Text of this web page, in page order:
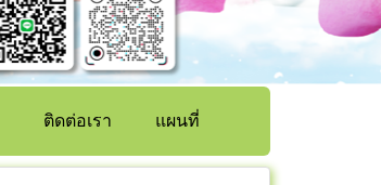
ติดต่อเรา แผนที่